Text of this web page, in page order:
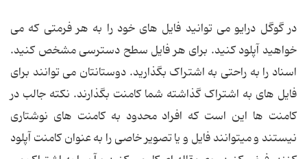
در گوگل درایو می توانید فایل های خود را به هر فرمتی که می
خواهید آپلود کنید. برای هر فایل سطح دسترسی مشخص کنید.
اسناد را به راحتی به اشتراک بگذارید. دوستانتان می توانند برای
فایل های به اشتراک گذاشته شما کامنت بگذارند. نکته جالب در
کامنت ها این است که افراد محدود به کامنت های نوشتاری
نیستند و میتوانند فایل و یا تصویر خاصی را به عنوان کامنت آپلود